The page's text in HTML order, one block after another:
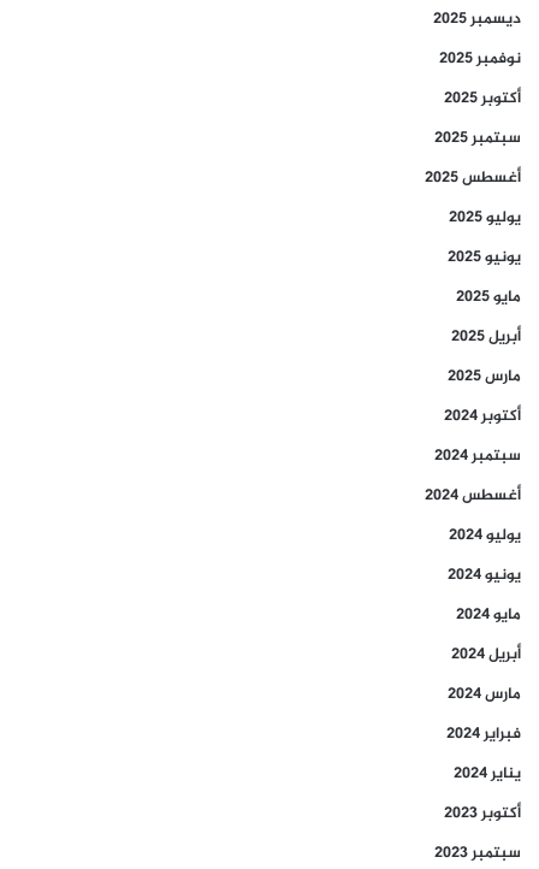
ديسمبر 2025
نوفمبر 2025
أكتوبر 2025
سبتمبر 2025
أغسطس 2025
يوليو 2025
يونيو 2025
مايو 2025
أبريل 2025
مارس 2025
أكتوبر 2024
سبتمبر 2024
أغسطس 2024
يوليو 2024
يونيو 2024
مايو 2024
أبريل 2024
مارس 2024
فبراير 2024
يناير 2024
أكتوبر 2023
سبتمبر 2023